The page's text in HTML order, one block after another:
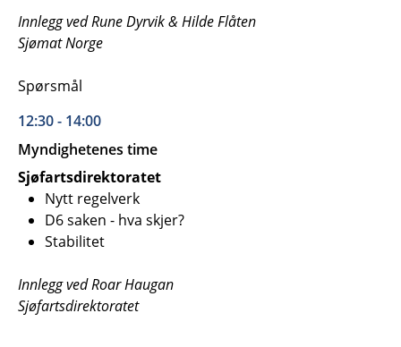
Innlegg ved Rune Dyrvik & Hilde Flåten
Sjømat Norge
Spørsmål
12:30 - 14:00
Myndighetenes time
Sjøfartsdirektoratet
Nytt regelverk
D6 saken - hva skjer?
Stabilitet
Innlegg ved Roar Haugan
Sjøfartsdirektoratet